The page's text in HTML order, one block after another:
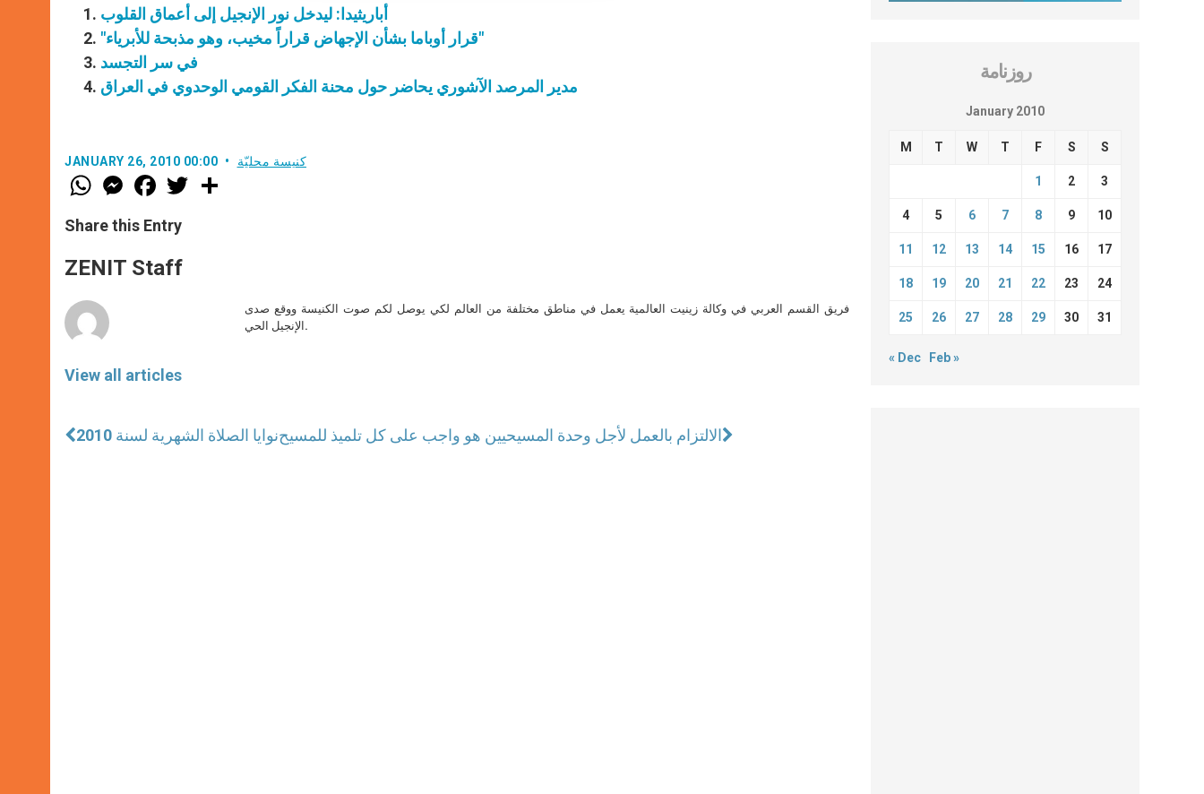
أباريثيدا: ليدخل نور الإنجيل إلى أعماق القلوب
"قرار أوباما بشأن الإجهاض قراراً مخيب، وهو مذبحة للأبرياء"
في سر التجسد
مدير المرصد الآشوري يحاضر حول محنة الفكر القومي الوحدوي في العراق
JANUARY 26, 2010 00:00 كنيسة محليّة
W
h
t
s
p
p
M
e
s
e
g
e
F
a
e
b
o
k
w
Share this Entry
ZENIT Staff
View all articles
فريق القسم العربي في وكالة زينيت العالمية يعمل في مناطق مختلفة من العالم لكي يوصل لكم صوت الكنيسة ووقع صدى
الإنجيل الحي.
نوايا الصلاة الشهرية لسنة 2010الالتزام بالعمل لأجل وحدة المسيحيين هو واجب على كل تلميذ للمسيح
روزنامة
January 2010
M T W T F S S
1 2 3
4 5 6 7 8 9 10
11 12 13 14 15 16 17
18 19 20 21 22 23 24
25 26 27 28 29 30 31
« Dec Feb »